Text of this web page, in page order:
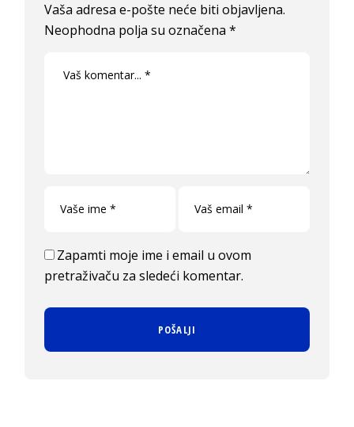
Vaša adresa e-pošte neće biti objavljena.
Neophodna polja su označena*
Zapamti moje ime i email u ovom
pretraživaču za sledeći komentar.